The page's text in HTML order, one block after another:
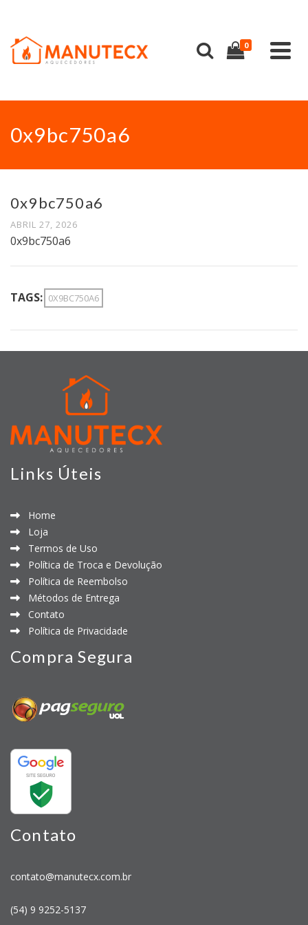
0
0x9bc750a6
0x9bc750a6
ABRIL 27, 2026
0x9bc750a6
TAGS: 0X9BC750A6
Links Úteis
Home
Loja
Termos de Uso
Política de Troca e Devolução
Política de Reembolso
Métodos de Entrega
Contato
Política de Privacidade
Compra Segura
Contato
contato@manutecx.com.br
(54) 9 9252-5137